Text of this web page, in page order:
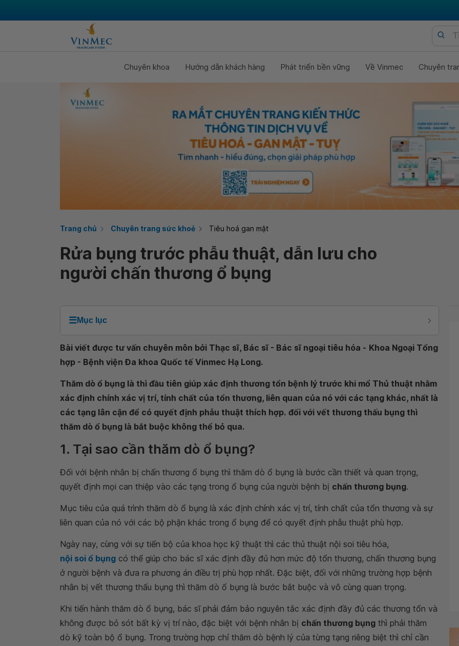
Chuyên khoa Hướng dẫn khách hàng Phát triển bền vững Về Vinmec Chuyên
Trang chủ Chuyên trang sức khoẻ Tiêu hoá gan mật
Rửa bụng trước phẫu thuật, dẫn lưu cho
người chấn thương ổ bụng
☰Mục lục
Bài viết được tư vấn chuyên môn bởi Thạc sĩ, Bác sĩ - Bác sĩ ngoại tiêu hóa - Khoa Ngoại Tổng
hợp - Bệnh viện Đa khoa Quốc tế Vinmec Hạ Long.
Thăm dò ổ bụng là thì đầu tiên giúp xác định thương tổn bệnh lý trước khi mổ Thủ thuật nhằm
xác định chính xác vị trí, tính chất của tổn thương, liên quan của nó với các tạng khác, nhất là
các tạng lân cận để có quyết định phẫu thuật thích hợp. đối với vết thương thấu bụng thì
thăm dò ổ bụng là bắt buộc không thể bỏ qua.
1. Tại sao cần thăm dò ổ bụng?
Đối với bệnh nhân bị chấn thương ổ bụng thì thăm dò ổ bụng là bước cần thiết và quan trọng,
quyết định mọi can thiệp vào các tạng trong ổ bụng của người bệnh bị chấn thương bụng.
Mục tiêu của quá trình thăm dò ổ bụng là xác định chính xác vị trí, tính chất của tổn thương và sự
liên quan của nó với các bộ phận khác trong ổ bụng để có quyết định phẫu thuật phù hợp.
Ngày nay, cùng với sự tiến bộ của khoa học kỹ thuật thì các thủ thuật nội soi tiêu hóa,
nội soi ổ bụng có thể giúp cho bác sĩ xác định đầy đủ hơn mức độ tổn thương, chấn thương bụng
ở người bệnh và đưa ra phương án điều trị phù hợp nhất. Đặc biệt, đối với những trường hợp bệnh
nhân bị vết thương thấu bụng thì thăm dò ổ bụng là bước bắt buộc và vô cùng quan trọng.
Khi tiến hành thăm dò ổ bụng, bác sĩ phải đảm bảo nguyên tắc xác định đầy đủ các thương tổn và
không được bỏ sót bất kỳ vị trí nào, đặc biệt với bệnh nhân bị chấn thương bụng thì phải thăm
dò kỹ toàn bộ ổ bụng. Trong trường hợp chỉ thăm dò bệnh lý của từng tạng riêng biệt thì chỉ cần